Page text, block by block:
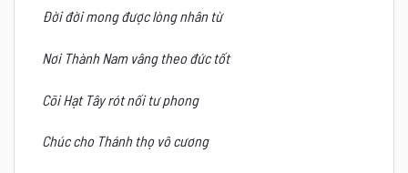
Đời đời mong được lòng nhân từ
Nơi Thành Nam vâng theo đức tốt
Cõi Hạt Tây rót nối tư phong
Chúc cho Thánh thọ vô cương